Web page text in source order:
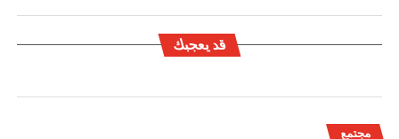
قد يعجبك
مجتمع